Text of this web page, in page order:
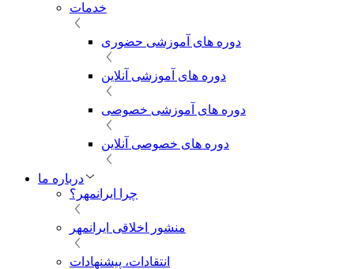
خدمات
دوره های آموزشی حضوری
دوره های آموزشی آنلاین
دوره های آموزشی خصوصی
دوره های خصوصی آنلاین
درباره ما
چرا ایرانمهر؟
منشور اخلاقی ایرانمهر
انتقادات، پیشنهادات